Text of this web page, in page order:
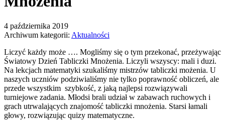
4 października 2019
Archiwum kategorii: Aktualności
Liczyć każdy może …. Mogliśmy się o tym przekonać, przeżywając
Światowy Dzień Tabliczki Mnożenia. Liczyli wszyscy: mali i duzi.
Na lekcjach matematyki szukaliśmy mistrzów tabliczki możenia. U
naszych uczniów podziwialiśmy nie tylko poprawność obliczeń, ale
przede wszystkim szybkość, z jaką najlepsi rozwiązywali
turniejowe zadania. Młodsi brali udział w zabawach ruchowych i
grach utrwalających znajomość tabliczki mnożenia. Starsi łamali
głowy, rozwiązując quizy matematyczne.